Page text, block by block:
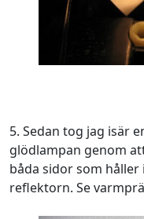
5. Sedan tog jag isär
glödlampan genom
båda sidor som
reflektorn. Se